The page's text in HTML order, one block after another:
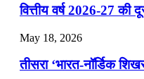
📝 डेली करेंट अफेयर्स:
July 22, 2026
📝 डेली करेंट अफेयर्स:
वित्तीय वर्ष 2026-27 की
May 18, 2026
तीसरा ‘भारत-नॉर्डिक